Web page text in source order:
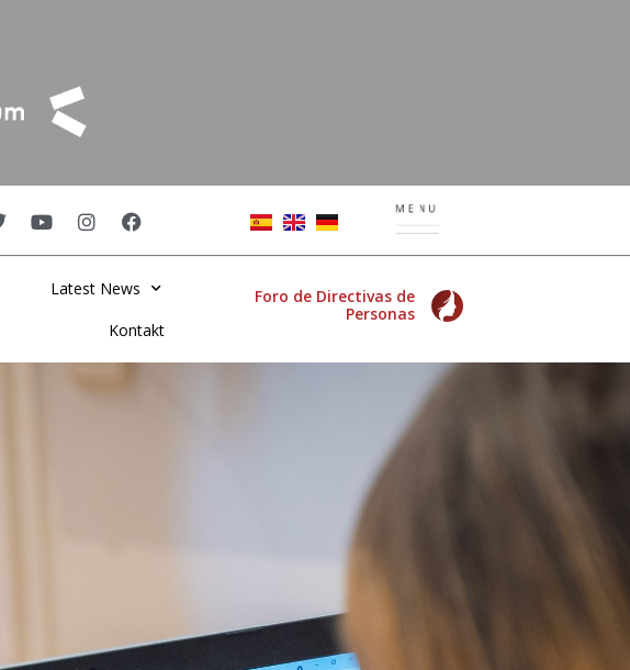
Latest News
Kontakt
Foro de Directivas de
Personas